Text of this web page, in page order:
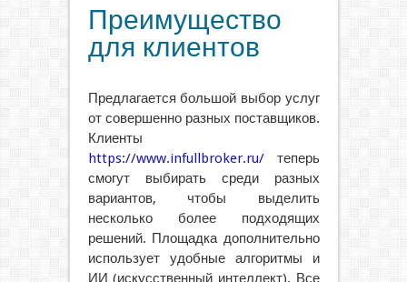
Преимущество
для клиентов
Предлагается большой выбор услуг
от совершенно разных поставщиков.
Клиенты
https://www.infullbroker.ru/теперь
смогут выбирать среди разных
вариантов, чтобы выделить
несколько более подходящих
решений. Площадка дополнительно
использует удобные алгоритмы и
ИИ (искусственный интеллект). Все